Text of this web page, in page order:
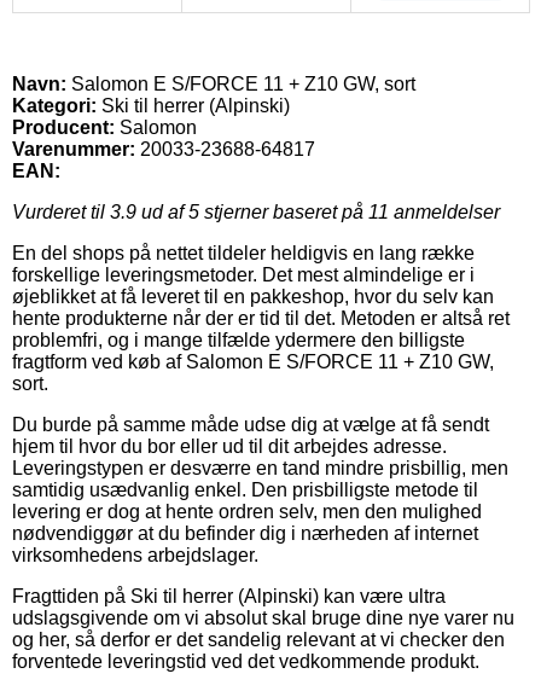
Navn: Salomon E S/FORCE 11 + Z10 GW, sort
Kategori: Ski til herrer (Alpinski)
Producent: Salomon
Varenummer: 20033-23688-64817
EAN:
Vurderet til 3.9 ud af 5 stjerner baseret på 11 anmeldelser
En del shops på nettet tildeler heldigvis en lang række
forskellige leveringsmetoder. Det mest almindelige er i
øjeblikket at få leveret til en pakkeshop, hvor du selv kan
hente produkterne når der er tid til det. Metoden er altså ret
problemfri, og i mange tilfælde ydermere den billigste
fragtform ved køb af Salomon E S/FORCE 11 + Z10 GW,
sort.
Du burde på samme måde udse dig at vælge at få sendt
hjem til hvor du bor eller ud til dit arbejdes adresse.
Leveringstypen er desværre en tand mindre prisbillig, men
samtidig usædvanlig enkel. Den prisbilligste metode til
levering er dog at hente ordren selv, men den mulighed
nødvendiggør at du befinder dig i nærheden af internet
virksomhedens arbejdslager.
Fragttiden på Ski til herrer (Alpinski) kan være ultra
udslagsgivende om vi absolut skal bruge dine nye varer nu
og her, så derfor er det sandelig relevant at vi checker den
forventede leveringstid ved det vedkommende produkt.